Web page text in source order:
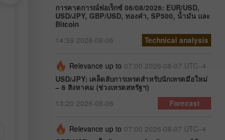
Analytical News
การเจรจาเรื่อง Hormuz
เดินหน้า แต่ข้อตกลงยังไม่
แน่นอน
ความตึงเครียดทางการทูตรอบช่องแ
สหรัฐฯ แสดงความเชื่อมั่นต่อความเ
Natalia Andreeva
การคาดการณ์ฟอเร็กซ์ 06/08/2026: EUR/USD,
USD/JPY, GBP/USD, ทองคำ, SP500, น้ำมัน และ
Bitcoin
14:59 2026-08-06
Technical analysis
Relevance up to 07:00 2026-08-07 UTC--4
USD/JPY: เคล็ดลับการเทรดสำหรับนักเทรดมือใหม่
– 6 สิงหาคม (ช่วงเทรดสหรัฐฯ)
13:20 2026-08-06
Forecast
Relevance up to 07:00 2026-08-07 UTC--4